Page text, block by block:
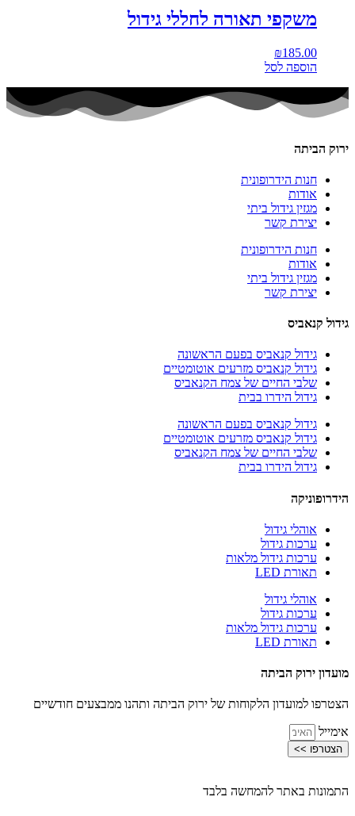
משקפי תאורה לחללי גידול
₪185.00
הוספה לסל
ירוק הביתה
חנות הידרופונית
אודות
מגזין גידול ביתי
יצירת קשר
חנות הידרופונית
אודות
מגזין גידול ביתי
יצירת קשר
גידול קנאביס
גידול קנאביס בפעם הראשונה
גידול קנאביס מזרעים אוטומטיים
שלבי החיים של צמח הקנאביס
גידול הידרו בבית
גידול קנאביס בפעם הראשונה
גידול קנאביס מזרעים אוטומטיים
שלבי החיים של צמח הקנאביס
גידול הידרו בבית
הידרופוניקה
אוהלי גידול
ערכות גידול
ערכות גידול מלאות
תאורת LED
אוהלי גידול
ערכות גידול
ערכות גידול מלאות
תאורת LED
מועדון ירוק הביתה
הצטרפו למועדון הלקוחות של ירוק הביתה ותהנו ממבצעים חודשיים
אימייל
הצטרפו >>
התמונות באתר להמחשה בלבד